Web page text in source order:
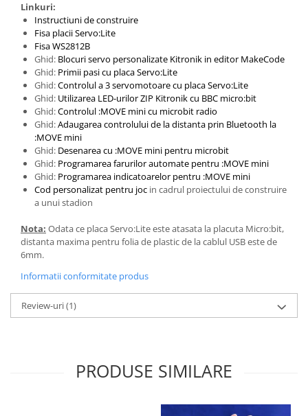
Linkuri:
Instructiuni de construire
Fisa placii Servo:Lite
Fisa WS2812B
Ghid: Blocuri servo personalizate Kitronik in editor MakeCode
Ghid: Primii pasi cu placa Servo:Lite
Ghid:Controlul a 3 servomotoare cu placa Servo:Lite
Ghid: Utilizarea LED-urilor ZIP Kitronik cu BBC micro:bit
Ghid:Controlul :MOVE mini cu microbit radio
Ghid:Adaugarea controlului de la distanta prin Bluetooth la
:MOVE mini
Ghid: Desenarea cu :MOVE mini pentru microbit
Ghid: Programarea farurilor automate pentru :MOVE mini
Ghid: Programarea indicatoarelor pentru :MOVE mini
Cod personalizat pentru joc in cadrul proiectului de construire
a unui stadion
Nota: Odata ce placa Servo:Lite este atasata la placuta Micro:bit,
distanta maxima pentru folia de plastic de la cablul USB este de
6mm.
Informatii conformitate produs
Review-uri(1)
PRODUSE SIMILARE